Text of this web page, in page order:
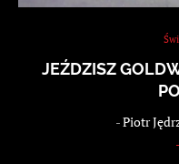
JEŹDZISZ
-Piotr